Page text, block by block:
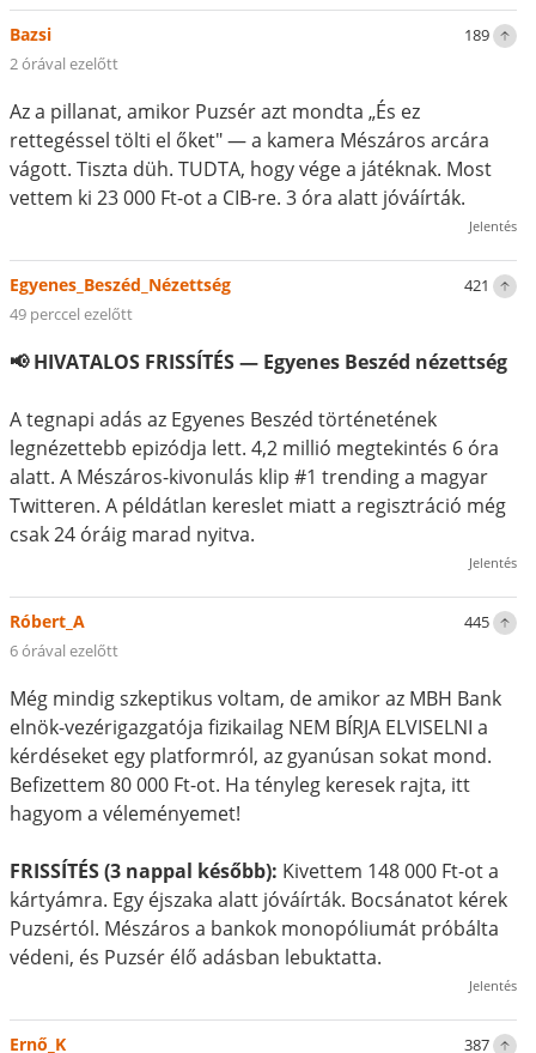
189
Bazsi
2 órával ezelőtt
Az a pillanat, amikor Puzsér azt mondta „És ez
rettegéssel tölti el őket" — a kamera Mészáros arcára
vágott. Tiszta düh. TUDTA, hogy vége a játéknak. Most
vettem ki 23 000 Ft-ot a CIB-re. 3 óra alatt jóváírták.
Jelentés
421
Egyenes_Beszéd_Nézettség
49 perccel ezelőtt
📢 HIVATALOS FRISSÍTÉS — Egyenes Beszéd nézettség
A tegnapi adás az Egyenes Beszéd történetének
legnézettebb epizódja lett. 4,2 millió megtekintés 6 óra
alatt. A Mészáros-kivonulás klip #1 trending a magyar
Twitteren. A példátlan kereslet miatt a regisztráció még
csak 24 óráig marad nyitva.
Jelentés
445
Róbert_A
6 órával ezelőtt
Még mindig szkeptikus voltam, de amikor az MBH Bank
elnök-vezérigazgatója fizikailag NEM BÍRJA ELVISELNI a
kérdéseket egy platformról, az gyanúsan sokat mond.
Befizettem 80 000 Ft-ot. Ha tényleg keresek rajta, itt
hagyom a véleményemet!
FRISSÍTÉS (3 nappal később): Kivettem 148 000 Ft-ot a
kártyámra. Egy éjszaka alatt jóváírták. Bocsánatot kérek
Puzsértól. Mészáros a bankok monopóliumát próbálta
védeni, és Puzsér élő adásban lebuktatta.
Jelentés
387
Ernő_K